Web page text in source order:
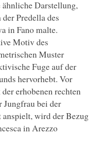
Darstellung,
Predella des
in Fano malte.
Motiv des
Muster
Fuge auf der
hervorhebt. Vor
erhobenen rechten
Jungfrau bei der
wird der Bezug
in Arezzo